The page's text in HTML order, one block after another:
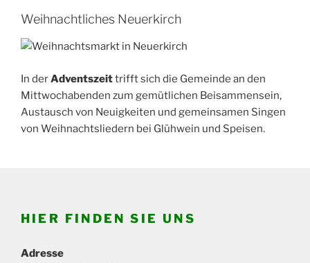
Weihnachtliches Neuerkirch
In derAdventszeittrifft sich die Gemeinde an den
Mittwochabenden zum gemütlichen Beisammensein,
Austausch von Neuigkeiten und gemeinsamen Singen
von Weihnachtsliedern bei Glühwein und Speisen.
HIER FINDEN SIE UNS
Adresse